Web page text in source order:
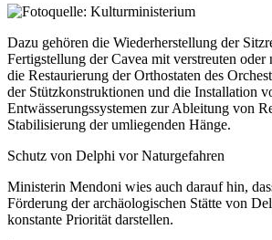
Dazu gehören die Wiederherstellung der
Fertigstellung der Cavea mit verstreuten oder
die Restaurierung der Orthostaten des
der Stützkonstruktionen und die Installation
Entwässerungssystemen zur Ableitung von
Stabilisierung der umliegenden Hänge.
Schutz von Delphi vor Naturgefahren
Ministerin Mendoni wies auch darauf hin,
Förderung der archäologischen Stätte von
konstante Priorität darstellen.